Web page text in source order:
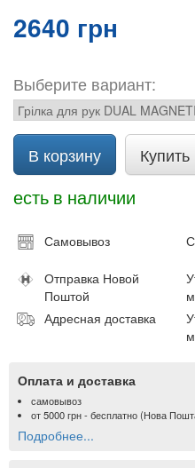
2640 грн
Выберите вариант:
В корзину
есть в наличии
Самовывоз
Отправка Новой
Поштой
Адресная доставка
Оплата и доставка
самовывоз
от5000 грн- бесплатно (Нова
Подробнее...